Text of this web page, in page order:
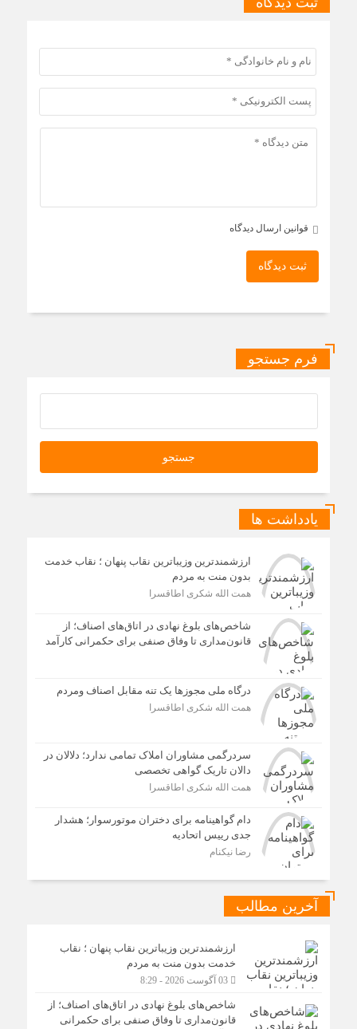
قوانین ارسال دیدگاه
ثبت دیدگاه
فرم جستجو
یادداشت ها
ارزشمندترین وزیباترین نقاب پنهان ؛ نقاب خدمت
بدون منت به مردم
همت الله شکری اطاقسرا
شاخص‌های بلوغ نهادی در اتاق‌های اصناف؛ از
قانون‌مداری تا وفاق صنفی برای حکمرانی کارآمد
درگاه ملی مجوزها یک تنه مقابل اصناف ومردم
همت الله شکری اطاقسرا
سردرگمی مشاوران املاک تمامی ندارد؛ دلالان در
دالان تاریک گواهی تخصصی
همت الله شکری اطاقسرا
دام گواهینامه برای دختران موتورسوار؛ هشدار
جدی رییس اتحادیه
رضا نیکنام
آخرین مطالب
ارزشمندترین وزیباترین نقاب پنهان ؛ نقاب
خدمت بدون منت به مردم
03 آگوست 2026 - 8:29
شاخص‌های بلوغ نهادی در اتاق‌های اصناف؛ از
قانون‌مداری تا وفاق صنفی برای حکمرانی